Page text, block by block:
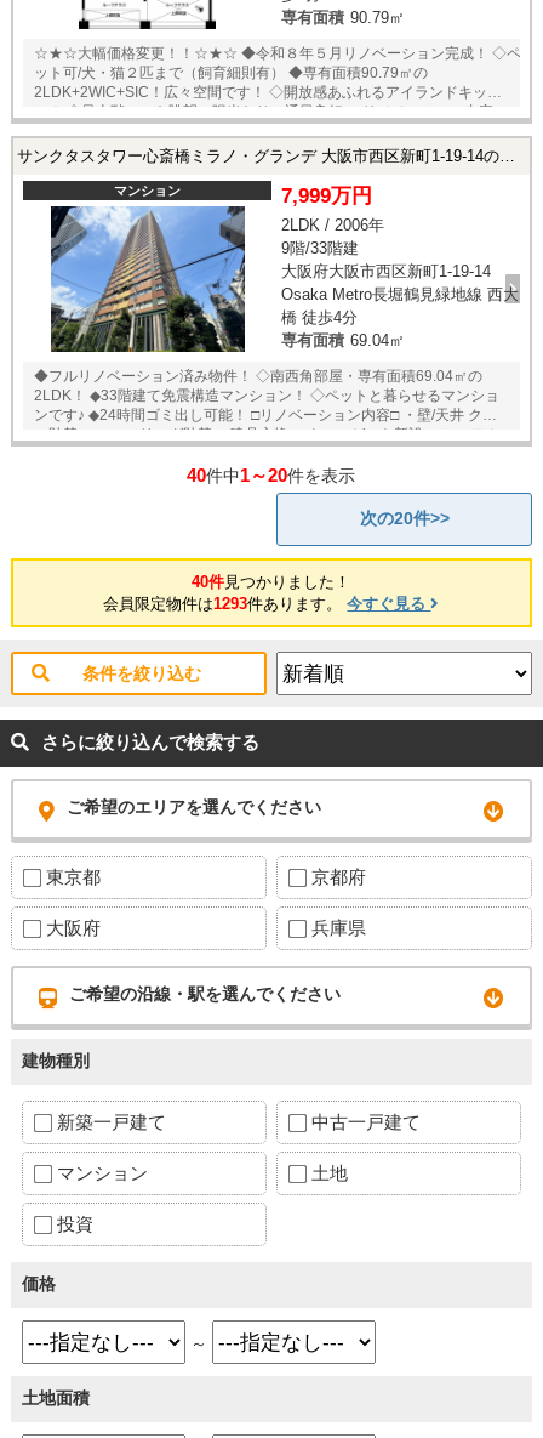
専有面積 90.79㎡
☆★☆大幅価格変更！！☆★☆ ◆令和８年５月リノベーション完成！ ◇ペ
ット可/犬・猫２匹まで（飼育細則有） ◆専有面積90.79㎡の
2LDK+2WIC+SIC！広々空間です！ ◇開放感あふれるアイランドキッチ
ン！ ◇最上階につき眺望・陽当たり・通風良好♪ □リノベーション内容□
レ交換 ・全室クロス貼替 ・全建具交換 ・セラミックタイル貼替 ・洗濯
置 ・照明器具設置 ・玄関人感センサー設置 ■立地のポイント■ ◇大阪メ
トロ四ツ橋線「肥後橋」駅まで徒歩６分 ◆京都中之島線「中之島」駅ま
で徒歩８分 ◇大阪メトロ御堂筋・四つ橋線・中央線「本町」駅まで徒歩
11分 ◆ライフ土佐堀店：徒歩2分 ◇ファミリーマート江戸堀なにわ筋
店：徒歩1分 ◆靭公園：徒歩3分 ◇西船場小学校：徒歩3分 ★内覧予約受
付中！お好きな日時でご内覧可能！★ 当店までお電話いただくか、もし
くは24時間対応可能「内覧予約・お問い合わせ」フォームよりお問い合
わせ下さい！業務に精通したスタッフが丁寧に対応致します。ご来店が
困難な場合は、ご希望場所でのお待ち合わせも可能です。 ※当社ではネ
内覧を希望される際は、物件名を担当者までお申し付け下さい。
サンクタスタワー心斎橋ミラノ・グランデ 大阪市西区新町1-19-14の中古マンション
マンション 7,999万円
2LDK / 2006年
9階/33階建
大阪府大阪市西区新町1-19-14
Osaka Metro長堀鶴見緑地線 西大
橋 徒歩4分
専有面積 69.04㎡
◆フルリノベーション済み物件！ ◇南西角部屋・専有面積69.04㎡の
2LDK！ ◆33階建て免震構造マンション！ ◇ペットと暮らせるマンショ
ンです♪ ◆24時間ゴミ出し可能！ □リノベーション内容□ ・壁/天井 クロ
ス貼替 ・フローリング貼替 ・建具交換 ・クローゼット新設 ・システム
ン、洗濯水栓、新調 ≪アクセス≫ 大阪メトロ四ツ橋線【四ツ橋駅】まで
徒歩4分 大阪メトロ長堀鶴見緑地線【西心斎橋駅】まで徒歩5分 大阪メト
ン 大阪新町1丁目店：徒歩1分 イオンフードスタイル四ツ橋店：徒歩4分
堀江小学校東学舎：徒歩10分（763ｍ） 堀江中学校：徒歩19分（1300
いただくか、もしくは24時間対応可能「内覧予約・お問い合わせ」フォ
ームよりお問い合わせ下さい！業務に精通したスタッフが丁寧に対応致
します。ご来店が困難な場合は、ご希望場所でのお待ち合わせも可能で
す。 ※当社ではネットで他社様が広告している物件も同時に紹介・案内
可能です。 併せて内覧を希望される際は、物件名を担当者までお申し付
け下さい。
40件中1～20件を表示
次の20件>>
40件見つかりました！
会員限定物件は1293件あります。今すぐ見る
条件を絞り込む
さらに絞り込んで検索する
ご希望のエリアを選んでください
東京都 京都府
大阪府 兵庫県
ご希望の沿線・駅を選んでください
建物種別
新築一戸建て 中古一戸建て
マンション 土地
投資
価格
～
土地面積